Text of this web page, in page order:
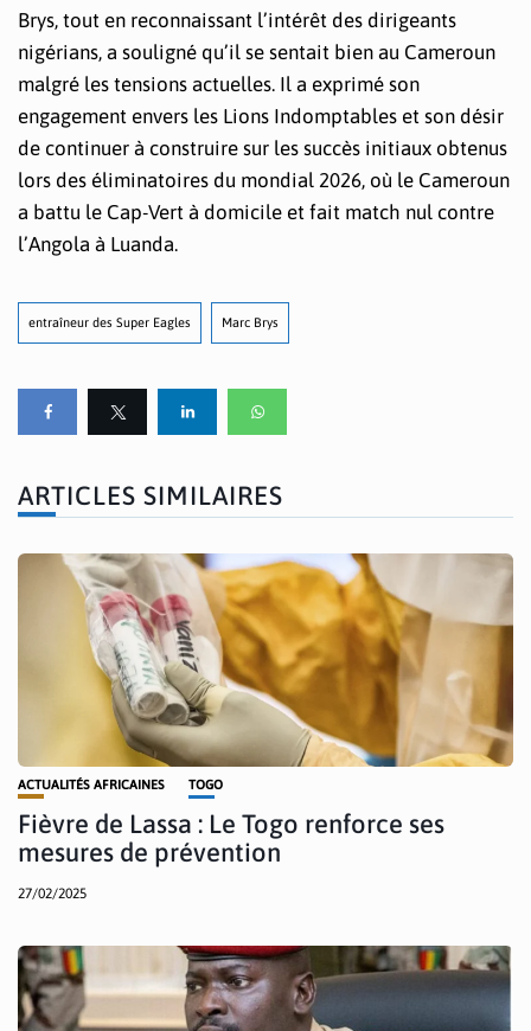
Brys, tout en reconnaissant l’intérêt des dirigeants
nigérians, a souligné qu’il se sentait bien au Cameroun
malgré les tensions actuelles. Il a exprimé son
engagement envers les Lions Indomptables et son désir
de continuer à construire sur les succès initiaux obtenus
lors des éliminatoires du mondial 2026, où le Cameroun
a battu le Cap-Vert à domicile et fait match nul contre
l’Angola à Luanda.
entraîneur des Super Eagles Marc Brys
ARTICLES SIMILAIRES
ACTUALITÉS AFRICAINES TOGO
Fièvre de Lassa : Le Togo renforce ses
mesures de prévention
27/02/2025